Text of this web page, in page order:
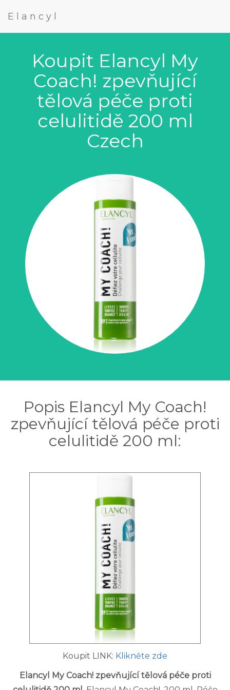
Elancyl
Koupit Elancyl My
Coach! zpevňující
tělová péče proti
celulitidě 200 ml
Czech
Popis Elancyl My Coach!
zpevňující tělová péče proti
celulitidě 200 ml:
Koupit LINK: Klikněte zde
Elancyl My Coach! zpevňující tělová péče proti